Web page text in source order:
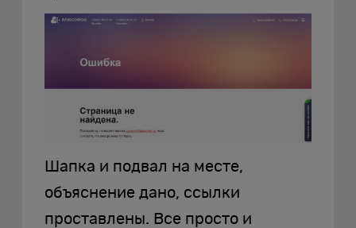
Шапка и подвал на месте,
объяснение дано, ссылки
проставлены. Все просто и